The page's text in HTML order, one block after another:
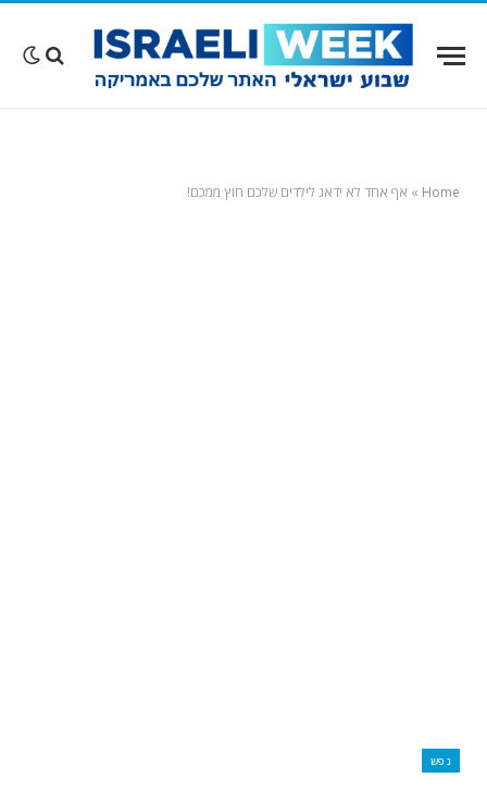
Home
» אף אחד לא ידאג לילדים שלכם חוץ ממכם!
נפש